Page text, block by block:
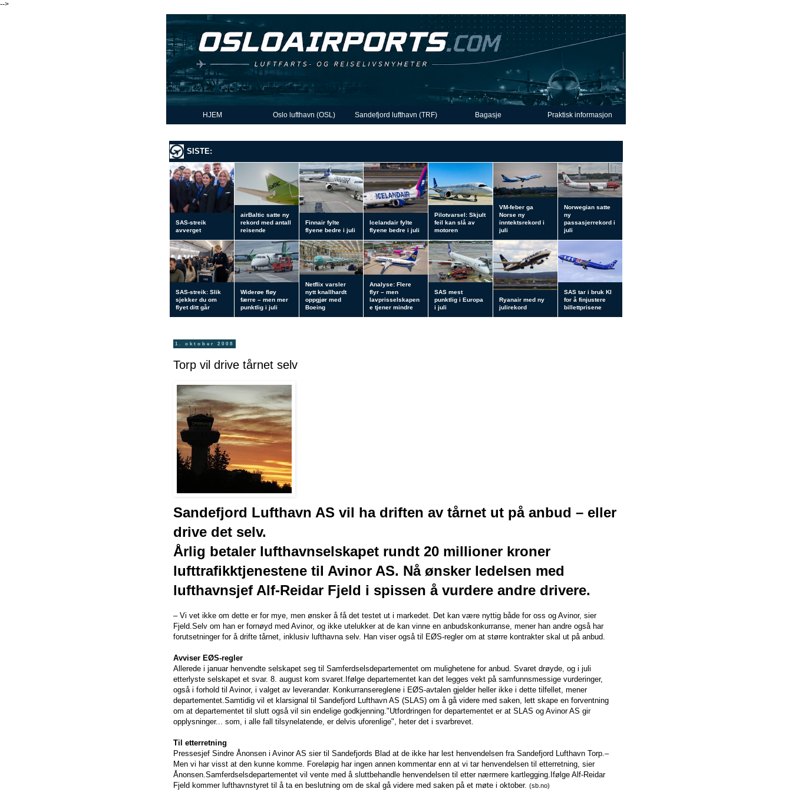
-->
HJEM Oslo lufthavn (OSL) Sandefjord lufthavn (TRF) Bagasje Praktisk informasjon
SISTE:
SAS-streik
avverget
airBaltic satte ny
rekord med antall
reisende
Finnair fylte
flyene bedre i juli
Icelandair fylte
flyene bedre i juli
Pilotvarsel: Skjult
feil kan slå av
motoren
VM-feber ga
Norse ny
inntektsrekord i
juli
Norwegian satte
ny
passasjerrekord i
juli
SAS-streik: Slik
sjekker du om
flyet ditt går
Widerøe fløy
færre – men mer
punktlig i juli
Netflix varsler
nytt knallhardt
oppgjør med
Boeing
Analyse: Flere
flyr – men
lavprisselskapen
e tjener mindre
SAS mest
punktlig i Europa
i juli
Ryanair med ny
julirekord
SAS tar i bruk KI
for å finjustere
billettprisene
1. oktober 2008
Torp vil drive tårnet selv
Sandefjord Lufthavn AS vil ha driften av tårnet ut på anbud – eller
drive det selv.
Årlig betaler lufthavnselskapet rundt 20 millioner kroner
lufttrafikktjenestene til Avinor AS. Nå ønsker ledelsen med
lufthavnsjef Alf-Reidar Fjeld i spissen å vurdere andre drivere.
– Vi vet ikke om dette er for mye, men ønsker å få det testet ut i markedet. Det kan være nyttig både for oss og Avinor, sier
Fjeld.Selv om han er fornøyd med Avinor, og ikke utelukker at de kan vinne en anbudskonkurranse, mener han andre også har
forutsetninger for å drifte tårnet, inklusiv lufthavna selv. Han viser også til EØS-regler om at større kontrakter skal ut på anbud.
Avviser EØS-regler
Allerede i januar henvendte selskapet seg til Samferdselsdepartementet om mulighetene for anbud. Svaret drøyde, og i juli
etterlyste selskapet et svar. 8. august kom svaret.Ifølge departementet kan det legges vekt på samfunnsmessige vurderinger,
også i forhold til Avinor, i valget av leverandør. Konkurransereglene i EØS-avtalen gjelder heller ikke i dette tilfellet, mener
departementet.Samtidig vil et klarsignal til Sandefjord Lufthavn AS (SLAS) om å gå videre med saken, lett skape en forventning
om at departementet til slutt også vil sin endelige godkjenning."Utfordringen for departementet er at SLAS og Avinor AS gir
opplysninger... som, i alle fall tilsynelatende, er delvis uforenlige", heter det i svarbrevet.
Til etterretning
Pressesjef Sindre Ånonsen i Avinor AS sier til Sandefjords Blad at de ikke har lest henvendelsen fra Sandefjord Lufthavn Torp.–
Men vi har visst at den kunne komme. Foreløpig har ingen annen kommentar enn at vi tar henvendelsen til etterretning, sier
Ånonsen.Samferdselsdepartementet vil vente med å sluttbehandle henvendelsen til etter nærmere kartlegging.Ifølge Alf-Reidar
Fjeld kommer lufthavnstyret til å ta en beslutning om de skal gå videre med saken på et møte i oktober. (sb.no)